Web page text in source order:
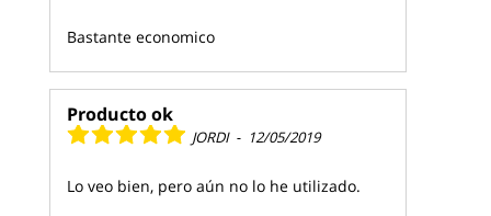
Bastante economico
Producto ok
JORDI - 12/05/2019
Lo veo bien, pero aún no lo he utilizado.